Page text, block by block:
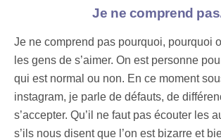
Je ne comprend
Je ne comprend pas pourquoi, pourquoi
les gens de s’aimer. On est personne
qui est normal ou non. En ce moment
instagram, je parle de défauts, de
s’accepter. Qu’il ne faut pas écouter les
s’ils nous disent que l’on est bizarre et